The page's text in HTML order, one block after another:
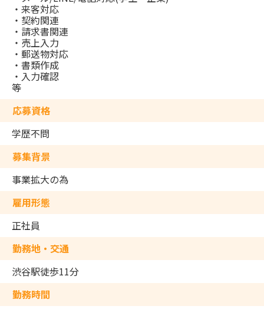
・来客対応
・契約関連
・請求書関連
・売上入力
・郵送物対応
・書類作成
・入力確認
等
応募資格
学歴不問
募集背景
事業拡大の為
雇用形態
正社員
勤務地・交通
渋谷駅徒歩11分
勤務時間